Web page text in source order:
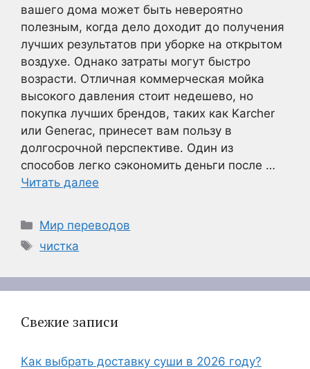
вашего дома может быть невероятно
полезным, когда дело доходит до получения
лучших результатов при уборке на открытом
воздухе. Однако затраты могут быстро
возрасти. Отличная коммерческая мойка
высокого давления стоит недешево, но
покупка лучших брендов, таких как Karcher
или Generac, принесет вам пользу в
долгосрочной перспективе. Один из
способов легко сэкономить деньги после …
Читать далее
Рубрики
Мир переводов
Метки
чистка
Свежие записи
Как выбрать доставку суши в 2026 году?